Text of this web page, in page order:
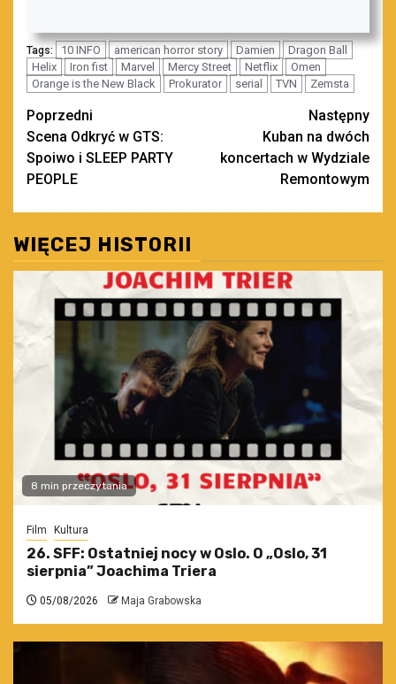
Tags: 10 INFO american horror story Damien
Dragon Ball
Helix
Iron fist Marvel Mercy Street Netflix
Omen
Orange is the New Black
Prokurator serial TVN Zemsta
Zobacz
wpisy
Poprzedni
Scena Odkryć w GTS:
Spoiwo i SLEEP PARTY
PEOPLE
Następny
Kuban na dwóch
koncertach w Wydziale
Remontowym
WIĘCEJ HISTORII
8 min przeczytania
Film Kultura
26. SFF: Ostatniej nocy w Oslo. O „Oslo, 31
sierpnia” Joachima Triera
05/08/2026 Maja Grabowska